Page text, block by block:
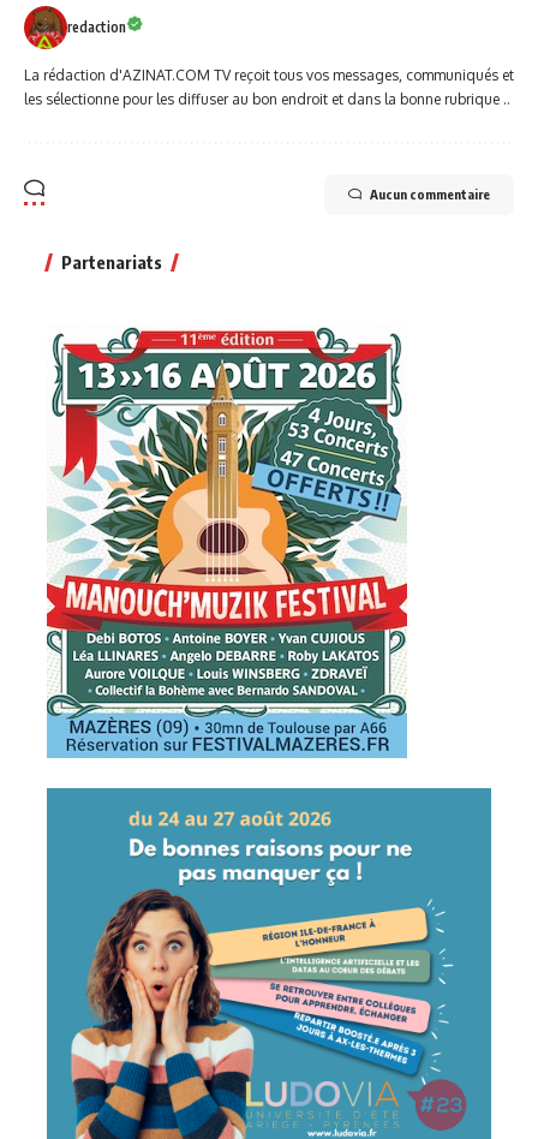
redaction
La rédaction d'AZINAT.COM TV reçoit tous vos messages, communiqués et
les sélectionne pour les diffuser au bon endroit et dans la bonne rubrique ..
Aucun commentaire
Partenariats